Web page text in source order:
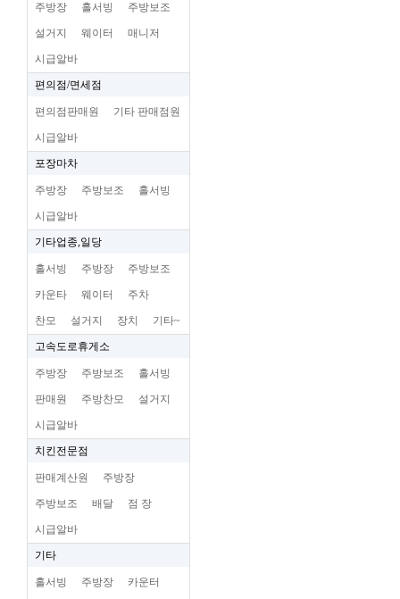
주방장 홀서빙 주방보조
설거지 웨이터 매니저
시급알바
편의점/면세점
편의점판매원 기타 판매점원
시급알바
포장마차
주방장 주방보조 홀서빙
시급알바
기타업종,일당
홀서빙 주방장 주방보조
카운타 웨이터 주차
찬모 설거지 장치 기타~
고속도로휴게소
주방장 주방보조 홀서빙
판매원 주방찬모 설거지
시급알바
치킨전문점
판매계산원 주방장
주방보조 배달 점 장
시급알바
기타
홀서빙 주방장 카운터